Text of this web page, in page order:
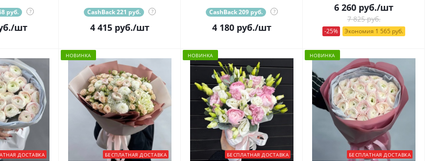
руб. ?
/шт
CashBack 221 руб. ?
4 415 руб./шт
CashBack 209 руб. ?
4 180 руб./шт
6 260 руб./шт
7 825 руб.
-25% Экономия 1 565 руб.
ДОСТАВКА
НОВИНКА
БЕСПЛАТНАЯ ДОСТАВКА
НОВИНКА
БЕСПЛАТНАЯ ДОСТАВКА
НОВИНКА
БЕСПЛАТНАЯ ДОСТАВКА